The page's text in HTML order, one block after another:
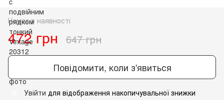
Немає в наявності
472 грн 647 грн
Повідомити, коли з'явиться
Увійти для відображення накопичувальної знижки